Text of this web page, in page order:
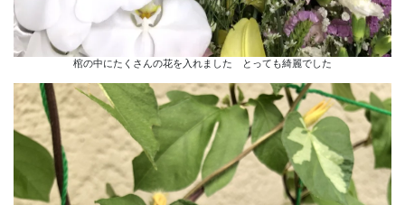
棺の中にたくさんの花を入れました とっても綺麗でした